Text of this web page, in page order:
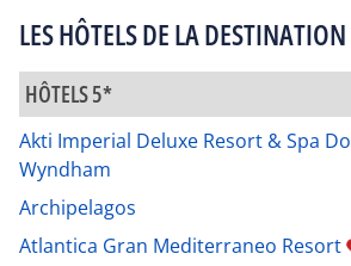
LES HÔTELS DE LA DESTINATION
HÔTELS 5*
Akti Imperial Deluxe Resort & Spa
Wyndham
Archipelagos
Atlantica Gran Mediterraneo Resort